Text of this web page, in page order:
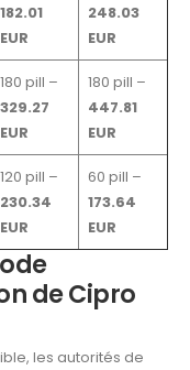
182.01
EUR
248.03
EUR
180 pill –
329.27
EUR
180 pill –
447.81
EUR
120 pill –
230.34
EUR
60 pill –
173.64
EUR
de Cipro
les autorités de